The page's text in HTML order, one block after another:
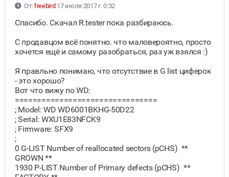
От: freebird 17 июля 2017 г. 0:32
Спасибо. Скачал R.tester пока разбираюсь.
С продавцом всё понятно. что маловероятно, просто
хочется ещё и самому разобраться, раз уж взялся :)
Я правльно понимаю, что отсутствие в G list циферок
- это хорошо?
Вот что вижу по WD:
================================
; Model: WD WD6001BKHG-50D22
; Serial: WXU1E83NFCK9
; Firmware: SFX9
;
0 G-LIST Number of reallocated sectors (pCHS) **
GROWN **
1930 P-LIST Number of Primary defects (pCHS) **